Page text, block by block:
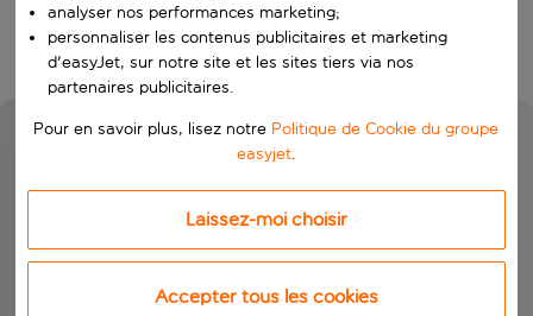
Rechercher
analyser nos performances marketing;
personnaliser les contenus publicitaires et marketing
d'easyJet, sur notre site et les sites tiers via nos
partenaires publicitaires.
Pour en savoir plus, lisez notre Politique de Cookie du groupe
easyjet.
Laissez-moi choisir
Accepter tous les cookies